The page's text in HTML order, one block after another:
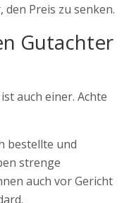
Preis zu senken.
Gutachter
auch einer. Achte
bestellte und
strenge
auch vor Gericht